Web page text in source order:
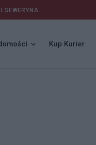
SEWERYNA
Kup Kurier